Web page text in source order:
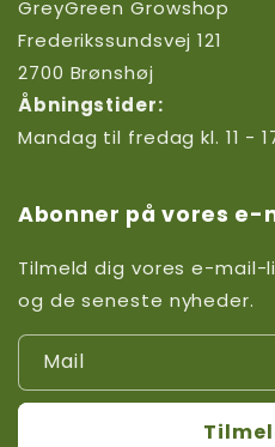
GreyGreen Growshop
Frederikssundsvej 121
2700 Brønshøj
Åbningstider:
Mandag til fredag kl. 11 -
Abonner på vores e-
Tilmeld dig vores e-mail-
og de seneste nyheder.
Mail